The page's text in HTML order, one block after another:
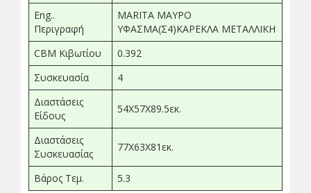
Eng..
Περιγραφή
MARITA ΜΑΥΡΟ
ΥΦΑΣΜΑ(Σ4)ΚΑΡΕΚΛΑ ΜΕΤΑΛΛΙΚΗ
CBM Κιβωτίου
0.392
Συσκευασία
4
Διαστάσεις
Είδους
54Χ57Χ89.5εκ.
Διαστάσεις
Συσκευασίας
77Χ63Χ81εκ.
Βάρος Τεμ. 5.3